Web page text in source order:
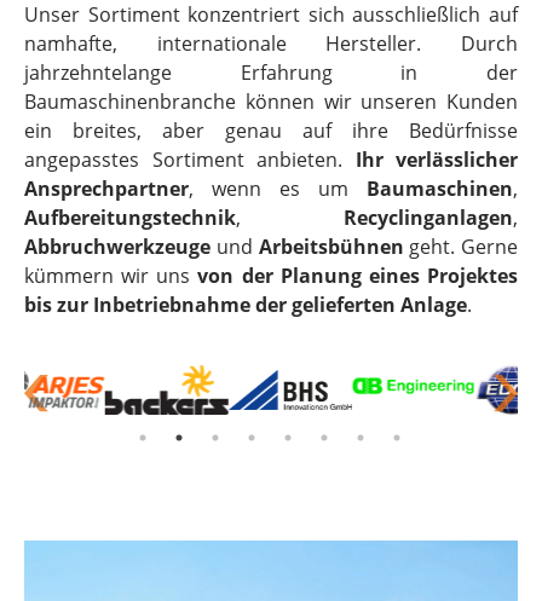
Unser Sortiment konzentriert sich ausschließlich auf
namhafte, internationale Hersteller. Durch
jahrzehntelange Erfahrung in der
Baumaschinenbranche können wir unseren Kunden
ein breites, aber genau auf ihre Bedürfnisse
angepasstes Sortiment anbieten. Ihr verlässlicher
Ansprechpartner, wenn es um Baumaschinen,
Aufbereitungstechnik, Recyclinganlagen,
Abbruchwerkzeuge und Arbeitsbühnen geht. Gerne
kümmern wir unsvon der Planung eines Projektes
bis zur Inbetriebnahme der gelieferten Anlage.